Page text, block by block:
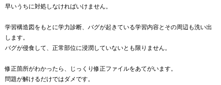
早いうちに対処しなければいけません。
学習構造図をもとに学力診断、バグが起きている学習内容とその周辺も洗い出
します。
バグが侵食して、正常部位に浸潤していないとも限りません。
修正箇所がわかったら、じっくり修正ファイルをあてがいます。
問題が解けるだけではダメです。